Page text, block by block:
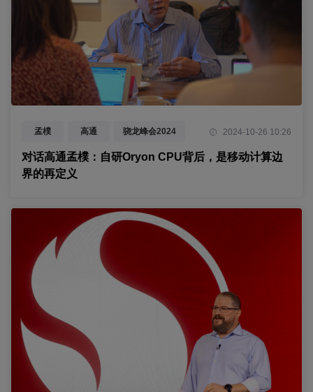
孟樸 高通 骁龙峰会2024
Oryon CPU AI 生成式AI
2024-10-26 10:26
对话高通孟樸：自研Oryon CPU背后，是移动计算边
界的再定义